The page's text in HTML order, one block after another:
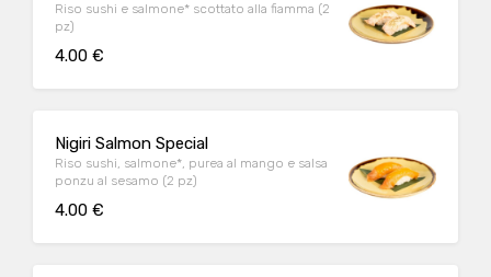
Riso sushi e salmone* scottato alla fiamma (2
pz)
4.00 €
Nigiri Salmon Special
Riso sushi, salmone*, purea al mango e salsa
ponzu al sesamo (2 pz)
4.00 €